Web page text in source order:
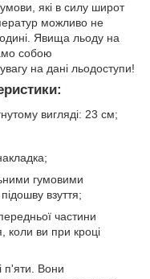
які в силу широт
можливо не
Явища льоду на
собою
на дані льодоступи!
вигляді: 23 см;
гумовими
взуття;
частини
коли ви при кроці
п'яти. Вони